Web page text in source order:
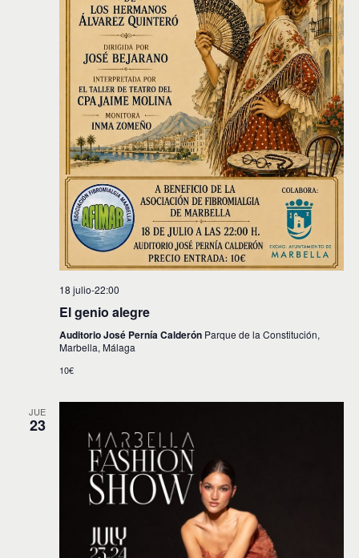
18 julio-22:00
El genio alegre
Auditorio José Pernía Calderón Parque de la Constitución,
Marbella, Málaga
10€
JUE
23